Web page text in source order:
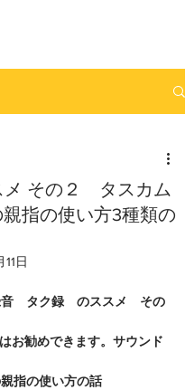
メ その２ タスカム
指の使い方3種類の
日
　タク録　のススメ　その
お勧めできます。サウンド
指の使い方の話